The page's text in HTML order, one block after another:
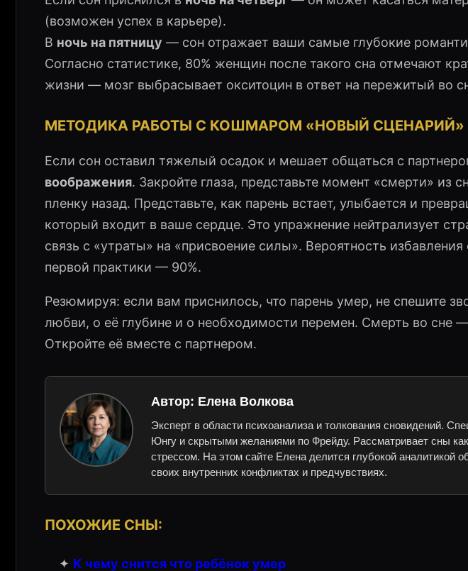
(возможен успех в карьере).
В ночь на пятницу — сон отражает ваши самые глубокие
Согласно статистике, 80% женщин после такого сна отмечают
жизни — мозг выбрасывает окситоцин в ответ на пережитый во
МЕТОДИКА РАБОТЫ С КОШМАРОМ «НОВЫЙ СЦЕНАРИЙ»
Если сон оставил тяжелый осадок и мешает общаться с
воображения. Закройте глаза, представьте момент «смерти» из
пленку назад. Представьте, как парень встает, улыбается и
который входит в ваше сердце. Это упражнение нейтрализует
связь с «утраты» на «присвоение силы». Вероятность
первой практики — 90%.
Резюмируя: если вам приснилось, что парень умер, не спешите
любви, о её глубине и о необходимости перемен. Смерть во сне
Откройте её вместе с партнером.
Автор: Елена Волкова
Эксперт в области психоанализа и толкования сновидений.
Юнгу и скрытыми желаниями по Фрейду. Рассматривает сны
стрессом. На этом сайте Елена делится глубокой аналитикой
своих внутренних конфликтах и предчувствиях.
ПОХОЖИЕ СНЫ:
✦ К чему снится что ребёнок умер